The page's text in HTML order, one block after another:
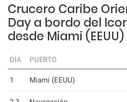
Crucero Caribe
Day a bordo del
desde Miami (EEUU)
DÍA PUERTO
1 Miami (EEUU)